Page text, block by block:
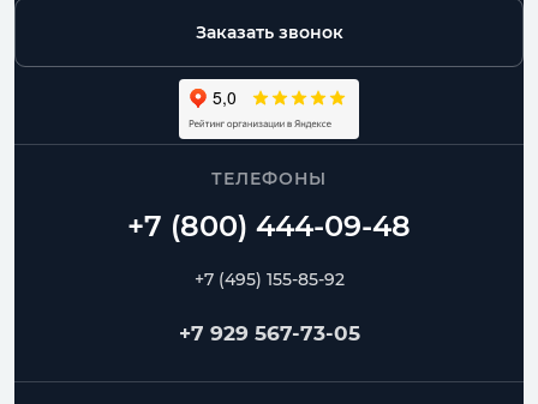
Заказать звонок
ТЕЛЕФОНЫ
+7 (495) 155-85-92
+7 929 567-73-05